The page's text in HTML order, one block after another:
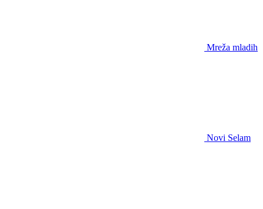
Mreža mladih
Novi Selam